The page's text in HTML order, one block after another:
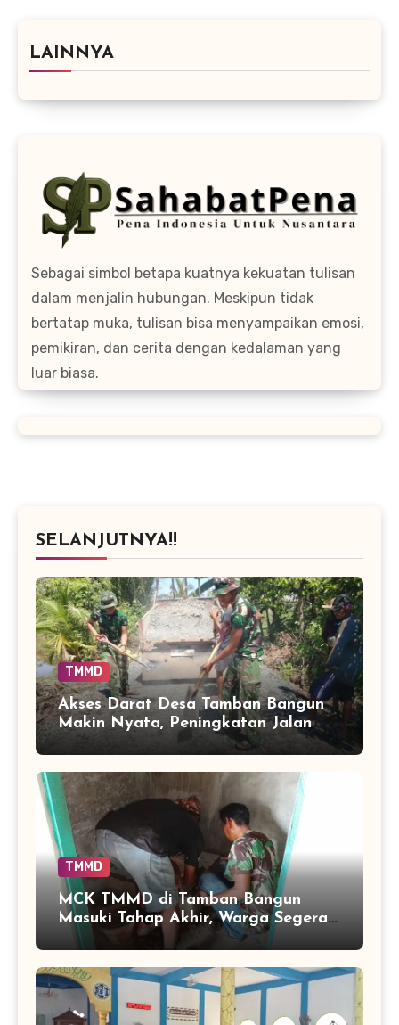
LAINNYA
Sebagai simbol betapa kuatnya kekuatan tulisan
dalam menjalin hubungan. Meskipun tidak
bertatap muka, tulisan bisa menyampaikan emosi,
pemikiran, dan cerita dengan kedalaman yang
luar biasa.
SELANJUTNYA!!
TMMD
Akses Darat Desa Tamban Bangun
Makin Nyata, Peningkatan Jalan
TMMD Sentuh 90 Persen
TMMD
MCK TMMD di Tamban Bangun
Masuki Tahap Akhir, Warga Segera
Nikmati Fasilitas Sanitasi yang
Lebih Layak